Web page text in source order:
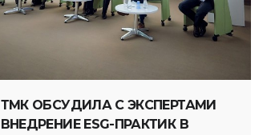
ТМК ОБСУДИЛА С ЭКСПЕРТАМИ
ВНЕДРЕНИЕ ESG-ПРАКТИК В